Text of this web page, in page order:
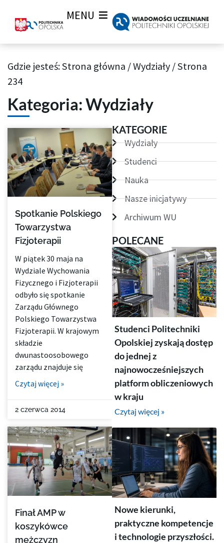
MENU
Archiwum aktualności Wiadomości Uczelnianych
Gdzie jesteś:Strona główna /Wydziały/Strona
234
Kategoria: Wydziały
Spotkanie Polskiego
Towarzystwa
Fizjoterapii
W piątek 30 maja na
Wydziale Wychowania
Fizycznego i Fizjoterapii
odbyło się spotkanie
Zarządu Głównego
Polskiego Towarzystwa
Fizjoterapii. W krajowym
składzie
dwunastoosobowego
zarządu znajduje się
Czytaj więcej »
2 czerwca 2014
Finał AMP w
koszykówce
mężczyzn
Strona Strona
StronaStronaStronaStrona
Strona KATEGORIE
Wydziały
Studenci
Nauka
Nasze inicjatywy
Archiwum WU
POLECANE
Studenci Politechniki
Opolskiej zyskają dostęp
do jednej z
najnowocześniejszych
platform obliczeniowych
w kraju
Czytaj więcej »
Nowe kierunki,
praktyczne kompetencje
i technologie przyszłości.